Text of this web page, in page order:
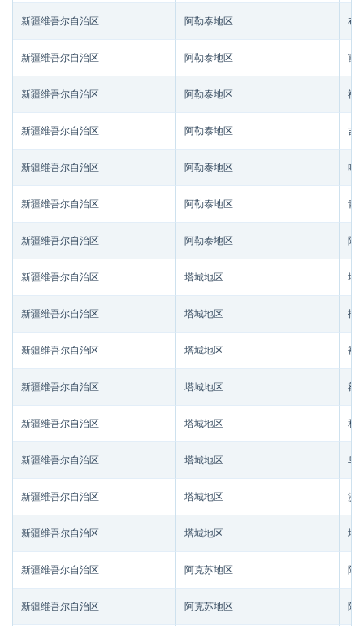
新疆维吾尔自治区 阿勒泰地区 布
新疆维吾尔自治区 阿勒泰地区 富
新疆维吾尔自治区 阿勒泰地区 福
新疆维吾尔自治区 阿勒泰地区 吉
新疆维吾尔自治区 阿勒泰地区 哈
新疆维吾尔自治区 阿勒泰地区 青
新疆维吾尔自治区 阿勒泰地区 阿
新疆维吾尔自治区 塔城地区 塔
新疆维吾尔自治区 塔城地区 托
新疆维吾尔自治区 塔城地区 裕
新疆维吾尔自治区 塔城地区 额
新疆维吾尔自治区 塔城地区 和
新疆维吾尔自治区 塔城地区 乌
新疆维吾尔自治区 塔城地区 沙
新疆维吾尔自治区 塔城地区 塔
新疆维吾尔自治区 阿克苏地区 阿
新疆维吾尔自治区 阿克苏地区 阿